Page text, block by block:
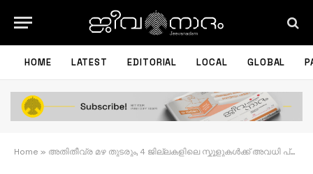
HOME LATEST EDITORIAL LOCAL GLOBAL
Home » അതിതീവ്ര മഴ തുടരും, 4 ജില്ലകളിലെ സ്കൂളുകള്‍ക്ക് അവധി പ്രഖ്യാപിച്ച് തമിഴ്നാട്